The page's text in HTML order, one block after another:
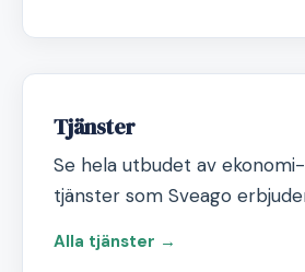
Tjänster
Se hela utbudet av
tjänster som Sveago
Alla tjänster →